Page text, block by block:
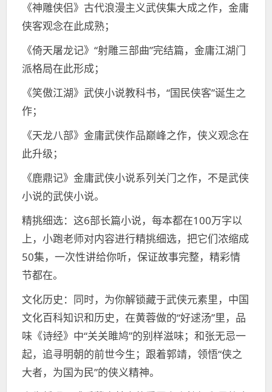
《神雕侠侣》古代浪漫主义武侠集大成之作，金庸
侠客观念在此成熟；
《倚天屠龙记》“射雕三部曲”完结篇，金庸江湖门
派格局在此形成；
《笑傲江湖》武侠小说教科书，“国民侠客”诞生之
作；
《天龙八部》金庸武侠作品巅峰之作，侠义观念在
此升级；
《鹿鼎记》金庸武侠小说系列关门之作，不是武侠
小说的武侠小说。
精挑细选：这6部长篇小说，每本都在100万字以
上，小跑老师对内容进行精挑细选，把它们浓缩成
50集，一次性讲给你听，保证故事完整，精彩情
节都在。
文化历史：同时，为你解锁藏于武侠元素里，中国
文化百科知识和历史，在黄蓉做的“好逑汤”里，品
味《诗经》中“关关雎鸠”的别样滋味；和张无忌一
起，追寻明朝的前世今生；跟着郭靖，领悟“侠之
大者，为国为民”的侠义精神。